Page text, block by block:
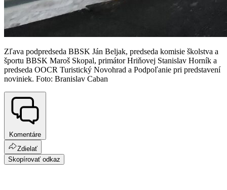
Zľava podpredseda BBSK Ján Beljak, predseda komisie školstva a
športu BBSK Maroš Skopal, primátor Hriňovej Stanislav Horník a
predseda OOCR Turistický Novohrad a Podpoľanie pri predstavení
noviniek. Foto: Branislav Caban
Komentáre
Zdielať
Skopírovať odkaz